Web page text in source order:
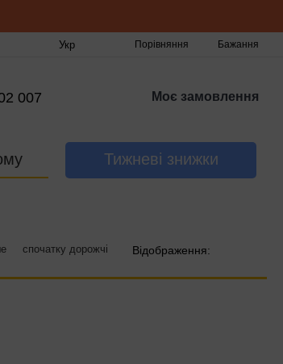
Укр Порівняння Бажання
007 Моє замовлення
Тижневі знижки
спочатку дорожчі Відображення: